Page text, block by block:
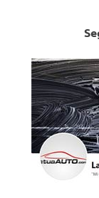
Segui